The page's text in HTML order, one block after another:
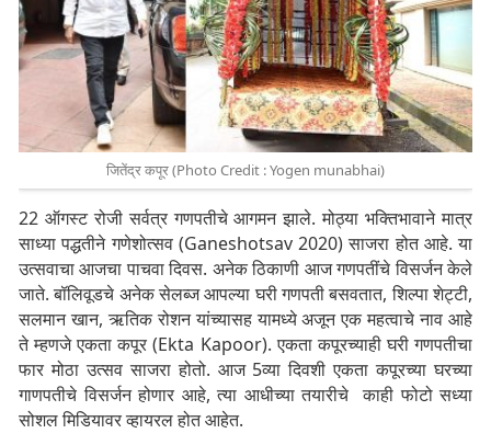
जितेंद्र कपूर (Photo Credit : Yogen munabhai)
22 ऑगस्ट रोजी सर्वत्र गणपतीचे आगमन झाले. मोठ्या भक्तिभावाने मात्र
साध्या पद्धतीने गणेशोत्सव (Ganeshotsav 2020) साजरा होत आहे. या
उत्सवाचा आजचा पाचवा दिवस. अनेक ठिकाणी आज गणपतींचे विसर्जन केले
जाते. बॉलिवूडचे अनेक सेलब्ज आपल्या घरी गणपती बसवतात, शिल्पा शेट्टी,
सलमान खान, ऋतिक रोशन यांच्यासह यामध्ये अजून एक महत्वाचे नाव आहे
ते म्हणजे एकता कपूर (Ekta Kapoor). एकता कपूरच्याही घरी गणपतीचा
फार मोठा उत्सव साजरा होतो. आज 5व्या दिवशी एकता कपूरच्या घरच्या
गाणपतीचे विसर्जन होणार आहे, त्या आधीच्या तयारीचे काही फोटो सध्या
सोशल मिडियावर व्हायरल होत आहेत.